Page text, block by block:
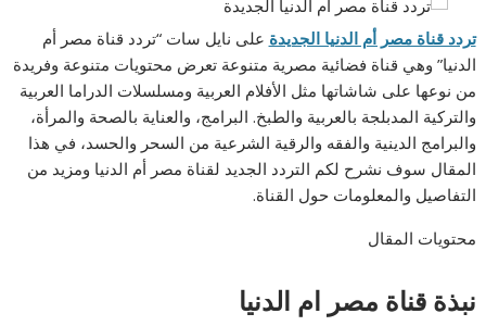
تردد قناة مصر أم الدنيا الجديدة على نايل سات “تردد قناة مصر أم
الدنيا” وهي قناة فضائية مصرية متنوعة تعرض محتويات متنوعة وفريدة
من نوعها على شاشاتها مثل الأفلام العربية ومسلسلات الدراما العربية
والتركية المدبلجة بالعربية والطبخ. البرامج، والعناية بالصحة والمرأة،
والبرامج الدينية والفقه والرقية الشرعية من السحر والحسد، في هذا
المقال سوف نشرح لكم التردد الجديد لقناة مصر أم الدنيا ومزيد من
التفاصيل والمعلومات حول القناة.
محتويات المقال
نبذة قناة مصر ام الدنيا